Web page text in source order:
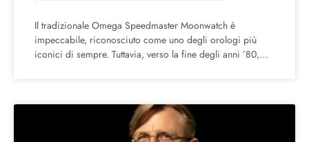
Il tradizionale Omega Speedmaster Moonwatch è
impeccabile, riconosciuto come uno degli orologi più
iconici di sempre. Tuttavia, verso la fine degli anni ’80,